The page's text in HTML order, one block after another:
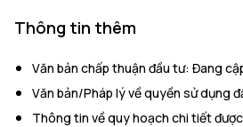
Thông tin thêm
Văn bản chấp thuận đầu tư: Đang
Văn bản/Pháp lý về quyền sử dụng
Thông tin về quy hoạch chi tiết